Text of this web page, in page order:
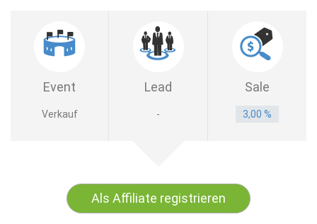
Event Lead Sale
Verkauf - 3,00 %
Als Affiliate registrieren